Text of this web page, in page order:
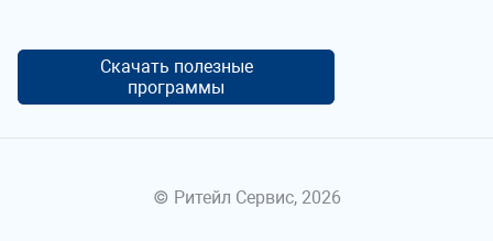
Скачать полезные
программы
© Ритейл Сервис, 2026